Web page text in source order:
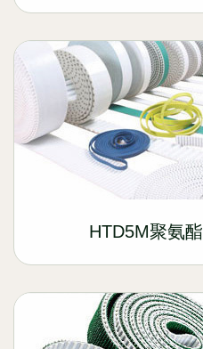
HTD5M聚氨